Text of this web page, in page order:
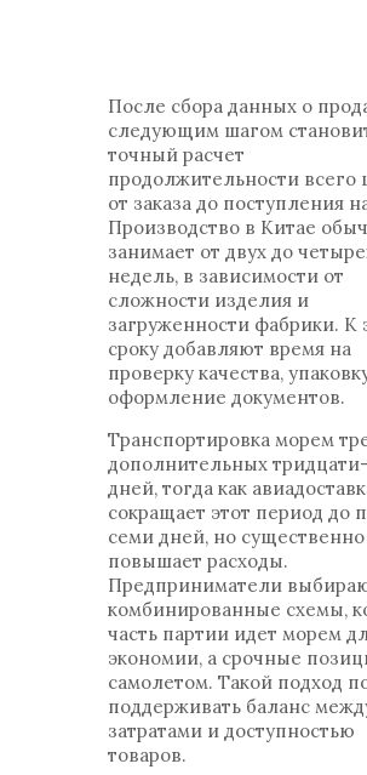
После сбора данных о
следующим шагом
точный расчет
продолжительности всего
от заказа до поступления
Производство в Китае
занимает от двух до
недель, в зависимости от
сложности изделия и
загруженности фабрики. К
сроку добавляют время на
проверку качества,
оформление документов.
Транспортировка морем
дополнительных
дней, тогда как
сокращает этот период до
семи дней, но существенно
повышает расходы.
Предприниматели
комбинированные схемы,
часть партии идет морем
экономии, а срочные
самолетом. Такой подход
поддерживать баланс
затратами и доступностью
товаров.